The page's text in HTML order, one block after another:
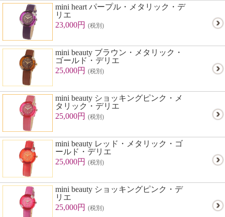
mini heart パープル・メタリック・デ
リエ
23,000円 (税別)
mini beauty ブラウン・メタリック・
ゴールド・デリエ
25,000円 (税別)
mini beauty ショッキングピンク・メ
タリック・デリエ
25,000円 (税別)
mini beauty レッド・メタリック・ゴ
ールド・デリエ
25,000円 (税別)
mini beauty ショッキングピンク・デ
リエ
25,000円 (税別)